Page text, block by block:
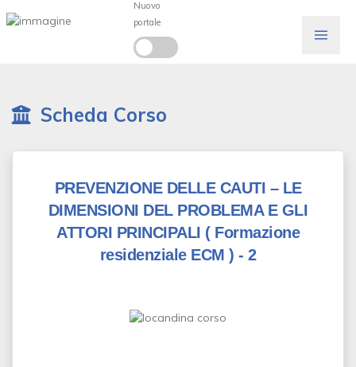
Scheda Corso
PREVENZIONE DELLE CAUTI – LE
DIMENSIONI DEL PROBLEMA E GLI
ATTORI PRINCIPALI ( Formazione
residenziale ECM ) - 2